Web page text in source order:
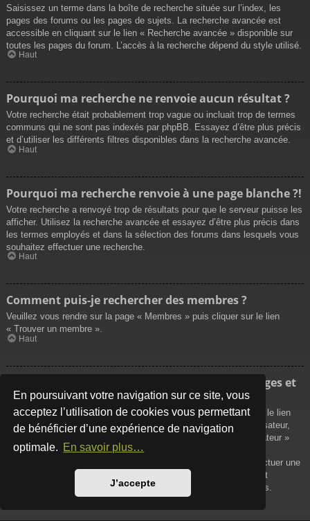
En poursuivant votre navigation sur ce site, vous
acceptez l’utilisation de cookies vous permettant
de bénéficier d’une expérience de navigation
optimale. En savoir plus…
J’accepte
Saisissez un terme dans la boîte de recherche située sur l’index, les
pages des forums ou les pages de sujets. La recherche avancée est
accessible en cliquant sur le lien « Recherche avancée » disponible sur
toutes les pages du forum. L’accès à la recherche dépend du style utilisé.
Haut
Pourquoi ma recherche ne renvoie aucun résultat ?
Votre recherche était probablement trop vague ou incluait trop de termes
communs qui ne sont pas indexés par phpBB. Essayez d’être plus précis
et d’utiliser les différents filtres disponibles dans la recherche avancée.
Haut
Pourquoi ma recherche renvoie à une page blanche ?!
Votre recherche a renvoyé trop de résultats pour que le serveur puisse les
afficher. Utilisez la recherche avancée et essayez d’être plus précis dans
les termes employés et dans la sélection des forums dans lesquels vous
souhaitez effectuer une recherche.
Haut
Comment puis-je rechercher des membres ?
Veuillez vous rendre sur la page « Membres » puis cliquer sur le lien
« Trouver un membre ».
Haut
Comment puis-je retrouver mes propres messages et
sujets ?
Vos propres messages peuvent être affichés soit en cliquant sur le lien
« Afficher vos messages » dans le panneau de contrôle de l’utilisateur,
soit en cliquant sur le lien « Rechercher les messages de l’utilisateur »
sur la page de votre propre profil ou soit en cliquant sur le menu
« Raccourcis » situé sur la partie supérieure du forum. Pour effectuer une
recherche de vos propres sujets, utilisez la recherche avancée et
remplissez convenablement les options qui vous sont disponibles.